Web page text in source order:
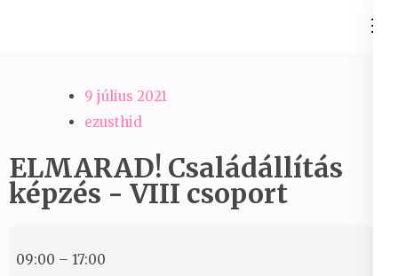
9 július 2021
ezusthid
ELMARAD! Családállítás
képzés - VIII csoport
Családállítás
09:00 – 17:00